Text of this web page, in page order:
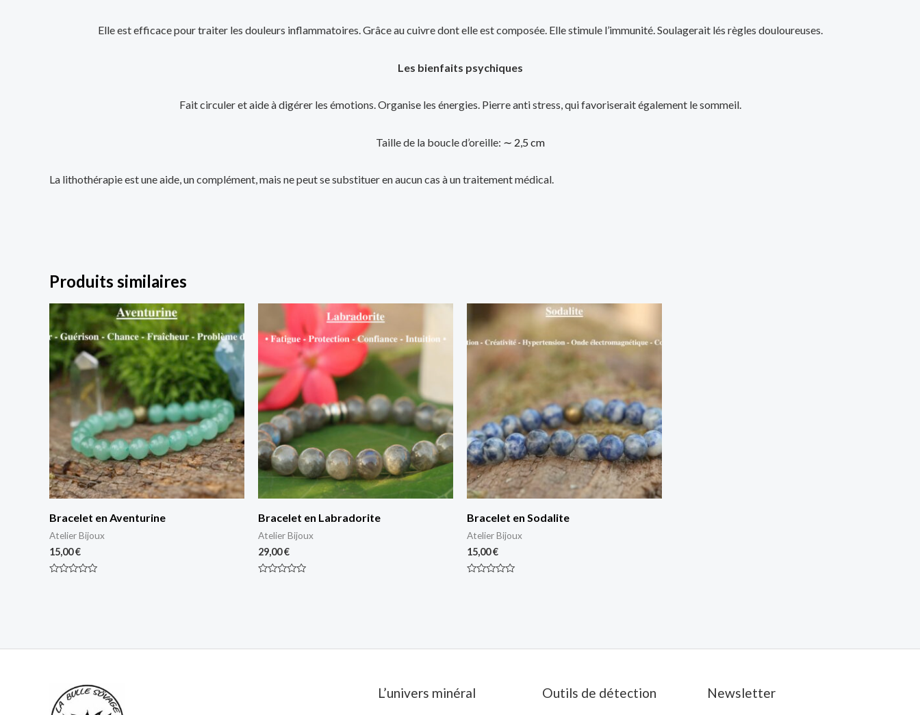
Elle est efficace pour traiter les douleurs inflammatoires. Grâce au cuivre dont elle est composée. Elle stimule l’immunité. Soulagerait lés règles douloureuses.
Les bienfaits psychiques
Fait circuler et aide à digérer les émotions. Organise les énergies. Pierre anti stress, qui favoriserait également le sommeil.
Taille de la boucle d’oreille: ∼ 2,5 cm
La lithothérapie est une aide, un complément, mais ne peut se substituer en aucun cas à un traitement médical.
Produits similaires
Bracelet en Aventurine
Atelier Bijoux
15,00€
Bracelet en Labradorite
Atelier Bijoux
29,00€
Bracelet en Sodalite
Atelier Bijoux
15,00€
L’univers minéral Outils de détection Newsletter